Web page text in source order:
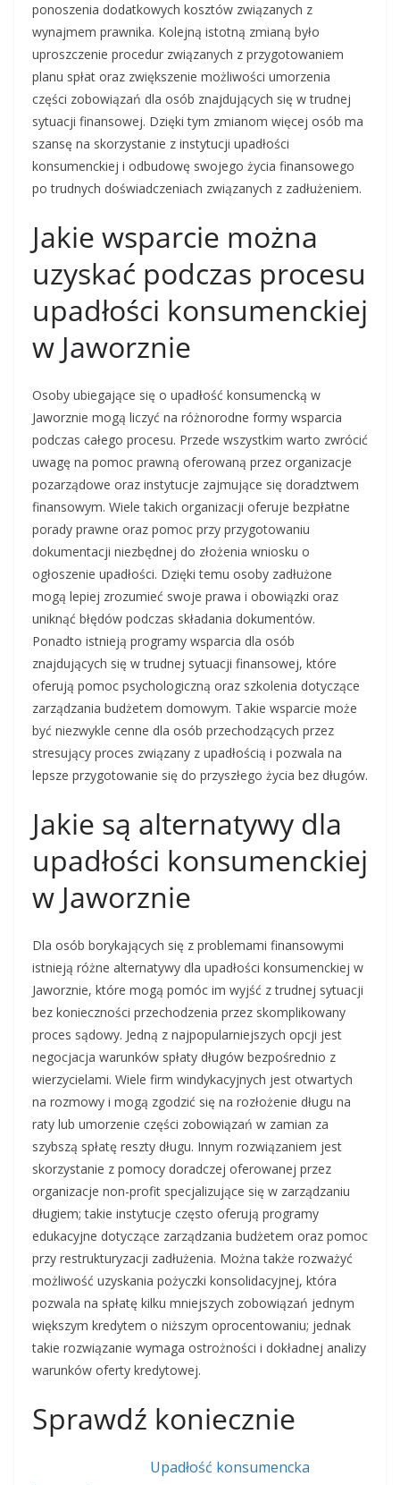
ponoszenia dodatkowych kosztów związanych z
wynajmem prawnika. Kolejną istotną zmianą było
uproszczenie procedur związanych z przygotowaniem
planu spłat oraz zwiększenie możliwości umorzenia
części zobowiązań dla osób znajdujących się w trudnej
sytuacji finansowej. Dzięki tym zmianom więcej osób ma
szansę na skorzystanie z instytucji upadłości
konsumenckiej i odbudowę swojego życia finansowego
po trudnych doświadczeniach związanych z zadłużeniem.
Jakie wsparcie można
uzyskać podczas procesu
upadłości konsumenckiej
w Jaworznie
Osoby ubiegające się o upadłość konsumencką w
Jaworznie mogą liczyć na różnorodne formy wsparcia
podczas całego procesu. Przede wszystkim warto zwrócić
uwagę na pomoc prawną oferowaną przez organizacje
pozarządowe oraz instytucje zajmujące się doradztwem
finansowym. Wiele takich organizacji oferuje bezpłatne
porady prawne oraz pomoc przy przygotowaniu
dokumentacji niezbędnej do złożenia wniosku o
ogłoszenie upadłości. Dzięki temu osoby zadłużone
mogą lepiej zrozumieć swoje prawa i obowiązki oraz
uniknąć błędów podczas składania dokumentów.
Ponadto istnieją programy wsparcia dla osób
znajdujących się w trudnej sytuacji finansowej, które
oferują pomoc psychologiczną oraz szkolenia dotyczące
zarządzania budżetem domowym. Takie wsparcie może
być niezwykle cenne dla osób przechodzących przez
stresujący proces związany z upadłością i pozwala na
lepsze przygotowanie się do przyszłego życia bez długów.
Jakie są alternatywy dla
upadłości konsumenckiej
w Jaworznie
Dla osób borykających się z problemami finansowymi
istnieją różne alternatywy dla upadłości konsumenckiej w
Jaworznie, które mogą pomóc im wyjść z trudnej sytuacji
bez konieczności przechodzenia przez skomplikowany
proces sądowy. Jedną z najpopularniejszych opcji jest
negocjacja warunków spłaty długów bezpośrednio z
wierzycielami. Wiele firm windykacyjnych jest otwartych
na rozmowy i mogą zgodzić się na rozłożenie długu na
raty lub umorzenie części zobowiązań w zamian za
szybszą spłatę reszty długu. Innym rozwiązaniem jest
skorzystanie z pomocy doradczej oferowanej przez
organizacje non-profit specjalizujące się w zarządzaniu
długiem; takie instytucje często oferują programy
edukacyjne dotyczące zarządzania budżetem oraz pomoc
przy restrukturyzacji zadłużenia. Można także rozważyć
możliwość uzyskania pożyczki konsolidacyjnej, która
pozwala na spłatę kilku mniejszych zobowiązań jednym
większym kredytem o niższym oprocentowaniu; jednak
takie rozwiązanie wymaga ostrożności i dokładnej analizy
warunków oferty kredytowej.
Sprawdź koniecznie
Upadłość konsumencka